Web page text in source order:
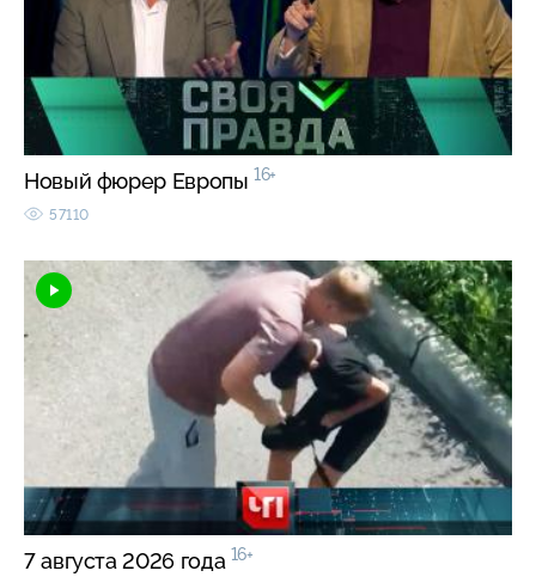
Новый фюрер Европы 16+
57110
7 августа 2026 года 16+